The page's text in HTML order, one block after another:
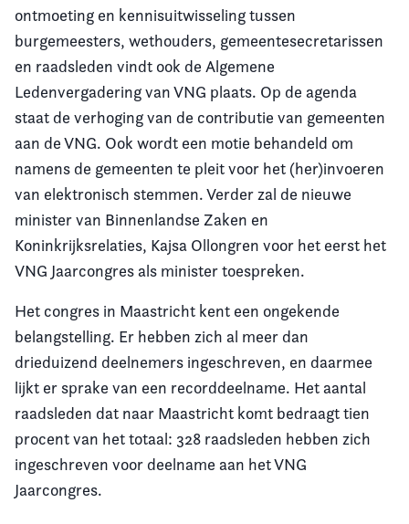
ontmoeting en kennisuitwisseling tussen
burgemeesters, wethouders, gemeentesecretarissen
en raadsleden vindt ook de Algemene
Ledenvergadering van VNG plaats. Op de agenda
staat de verhoging van de contributie van gemeenten
aan de VNG. Ook wordt een motie behandeld om
namens de gemeenten te pleit voor het (her)invoeren
van elektronisch stemmen. Verder zal de nieuwe
minister van Binnenlandse Zaken en
Koninkrijksrelaties, Kajsa Ollongren voor het eerst het
VNG Jaarcongres als minister toespreken.
Het congres in Maastricht kent een ongekende
belangstelling. Er hebben zich al meer dan
drieduizend deelnemers ingeschreven, en daarmee
lijkt er sprake van een recorddeelname. Het aantal
raadsleden dat naar Maastricht komt bedraagt tien
procent van het totaal: 328 raadsleden hebben zich
ingeschreven voor deelname aan het VNG
Jaarcongres.